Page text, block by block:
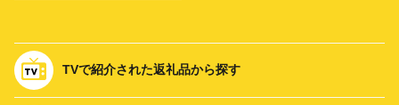
TVで紹介された返礼品から探す